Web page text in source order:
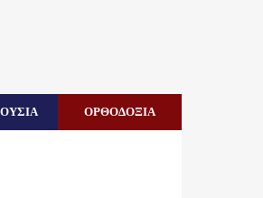
ΟΡΘΟΔΟΞΙΑ